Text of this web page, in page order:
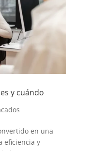
y cuándo
en una
eficiencia y